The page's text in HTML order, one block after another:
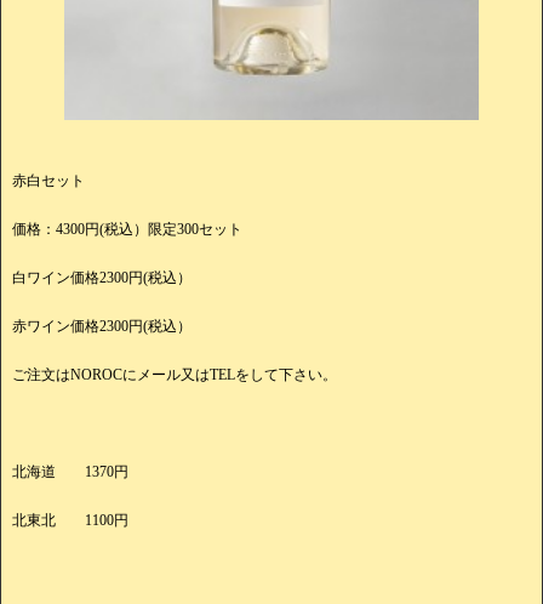
赤白セット
価格：4300円(税込）限定300セット
白ワイン価格2300円(税込）
赤ワイン価格2300円(税込）
ご注文はNOROCにメール又はTELをして下さい。
北海道 1370円
北東北 1100円